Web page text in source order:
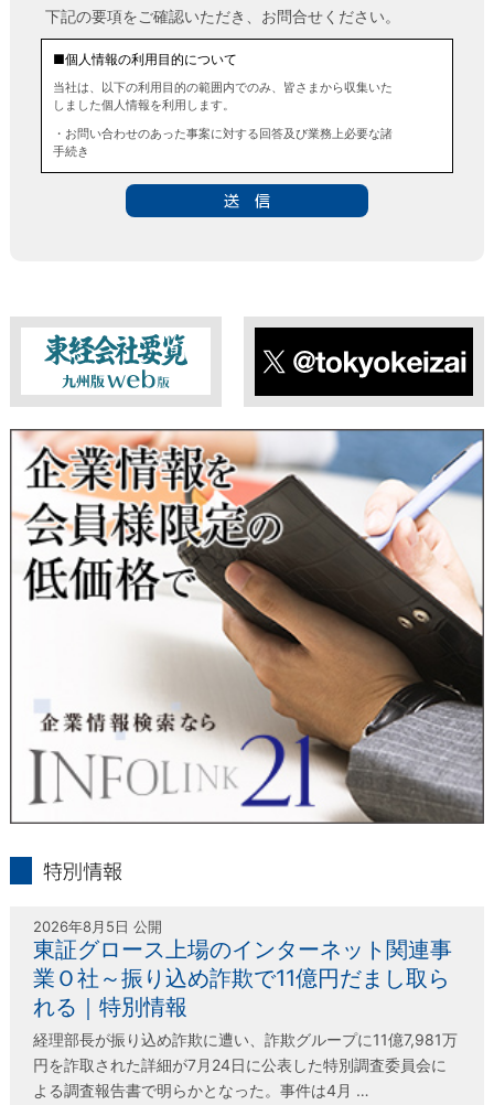
下記の要項をご確認いただき、お問合せください。
■個人情報の利用目的について
当社は、以下の利用目的の範囲内でのみ、皆さまから収集いた
しました個人情報を利用します。
・お問い合わせのあった事案に対する回答及び業務上必要な諸
手続き
■個人情報の第三者提供について
■ 個人情報提供の任意性及び留意点
個人情報のご提供は任意ですが、必要な個人情報をご提供いた
だけなかった場合は、上記利用目的を達成できない場合があり
ますのでご了承ください。
当社は、本人が自己の個人情報について、通知・開示・訂正・
追加・削除・利用停止・提供停止の希望がございましたら、本
人または代理人の請求応じて、個人データの通知・開示・訂
正・追加・削除・利用停止・提供停止の請求に応じます。
受付方法は、本人確認資料（運転免許証、パスポート何れかの
コピー）、「個人情報取扱申請書」「委任状」（代理人による
申請の場合のみ必要となります）を当社宛にお送り下さい。
＜個人情報保護に関するお問合せ・相談窓口＞
〒802-0004 北九州市小倉北区鍛冶町2丁目5-11（第一東経ビ
フリーダイヤル 0120-55-9986
受付時間 平日9：00～17：00
東経会社要覧web版 X
2026年8月5日 公開
東証グロース上場のインターネット関連事
業Ｏ社～振り込め詐欺で11億円だまし取ら
れる｜特別情報
経理部長が振り込め詐欺に遭い、詐欺グループに11億7,981万
円を詐取された詳細が7月24日に公表した特別調査委員会に
よる調査報告書で明らかとなった。事件は4月 …